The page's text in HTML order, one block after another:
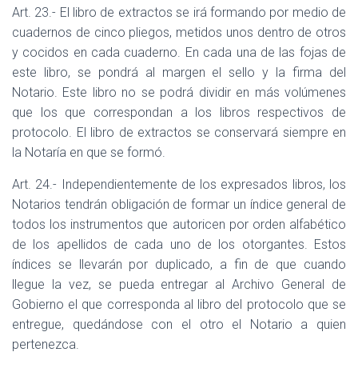
Art. 23.- El libro de extractos se irá formando por medio de
cuadernos de cinco pliegos, metidos unos dentro de otros
y cocidos en cada cuaderno. En cada una de las fojas de
este libro, se pondrá al margen el sello y la firma del
Notario. Este libro no se podrá dividir en más volúmenes
que los que correspondan a los libros respectivos de
protocolo. El libro de extractos se conservará siempre en
la Notaría en que se formó.
Art. 24.- Independientemente de los expresados libros, los
Notarios tendrán obligación de formar un índice general de
todos los instrumentos que autoricen por orden alfabético
de los apellidos de cada uno de los otorgantes. Estos
índices se llevarán por duplicado, a fin de que cuando
llegue la vez, se pueda entregar al Archivo General de
Gobierno el que corresponda al libro del protocolo que se
entregue, quedándose con el otro el Notario a quien
pertenezca.